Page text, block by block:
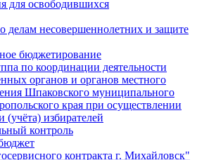
для освободившихся
делам несовершеннолетних и защите
бюджетирование
по координации деятельности
органов и органов местного
Шпаковского муниципального
края при осуществлении
(учёта) избирателей
контроль
контракта г. Михайловск"